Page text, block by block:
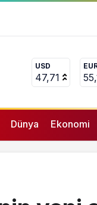
USD
47,71
Dünya Ekonomi
sezonunda